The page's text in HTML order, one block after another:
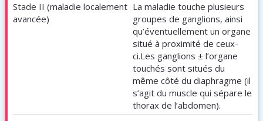
Stade II (maladie localement
avancée)
La maladie touche plusieurs
groupes de ganglions, ainsi
qu’éventuellement un organe
situé à proximité de ceux-
ci.Les ganglions ± l’organe
touchés sont situés du
même côté du diaphragme (il
s’agit du muscle qui sépare le
thorax de l’abdomen).